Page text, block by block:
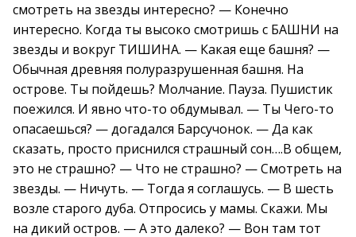
смотреть на звезды интересно? — Конечно
интересно. Когда ты высоко смотришь с БАШНИ на
звезды и вокруг ТИШИНА. — Какая еще башня? —
Обычная древняя полуразрушенная башня. На
острове. Ты пойдешь? Молчание. Пауза. Пушистик
поежился. И явно что-то обдумывал. — Ты Чего-то
опасаешься? — догадался Барсучонок. — Да как
сказать, просто приснился страшный сон….В общем,
это не страшно? — Что не страшно? — Смотреть на
звезды. — Ничуть. — Тогда я соглашусь. — В шесть
возле старого дуба. Отпросись у мамы. Скажи. Мы
на дикий остров. — А это далеко? — Вон там тот